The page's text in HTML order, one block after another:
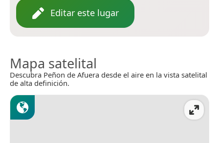
Editar este lugar
Mapa satelital
Descubra Peñon de Afuera desde el aire en la vista satelital
de alta definición.